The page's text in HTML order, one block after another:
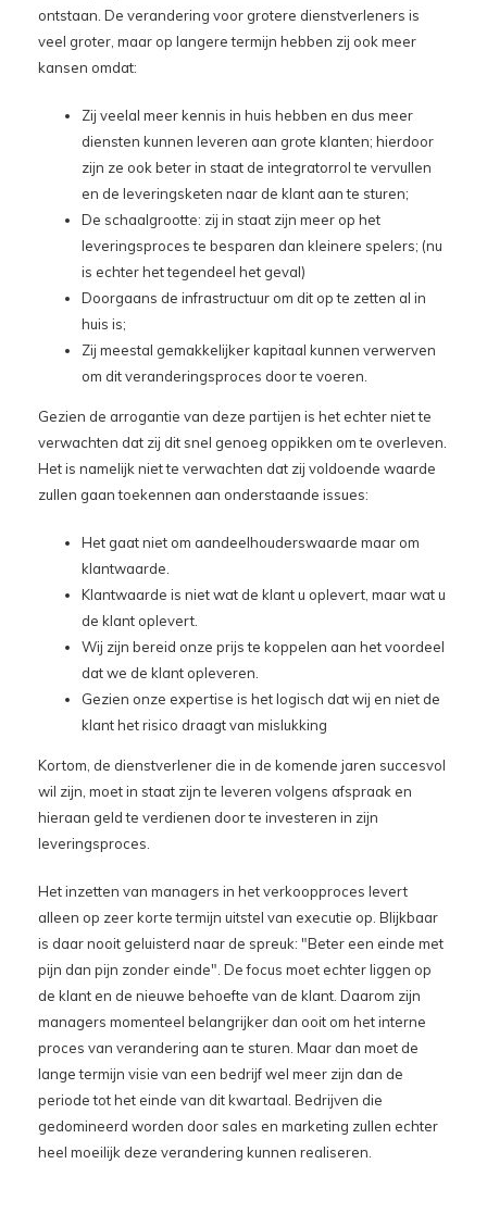
ontstaan. De verandering voor grotere dienstverleners is
veel groter, maar op langere termijn hebben zij ook meer
kansen omdat:
Zij veelal meer kennis in huis hebben en dus meer
diensten kunnen leveren aan grote klanten; hierdoor
zijn ze ook beter in staat de integratorrol te vervullen
en de leveringsketen naar de klant aan te sturen;
De schaalgrootte: zij in staat zijn meer op het
leveringsproces te besparen dan kleinere spelers; (nu
is echter het tegendeel het geval)
Doorgaans de infrastructuur om dit op te zetten al in
huis is;
Zij meestal gemakkelijker kapitaal kunnen verwerven
om dit veranderingsproces door te voeren.
Gezien de arrogantie van deze partijen is het echter niet te
verwachten dat zij dit snel genoeg oppikken om te overleven.
Het is namelijk niet te verwachten dat zij voldoende waarde
zullen gaan toekennen aan onderstaande issues:
Het gaat niet om aandeelhouderswaarde maar om
klantwaarde.
Klantwaarde is niet wat de klant u oplevert, maar wat u
de klant oplevert.
Wij zijn bereid onze prijs te koppelen aan het voordeel
dat we de klant opleveren.
Gezien onze expertise is het logisch dat wij en niet de
klant het risico draagt van mislukking
Kortom, de dienstverlener die in de komende jaren succesvol
wil zijn, moet in staat zijn te leveren volgens afspraak en
hieraan geld te verdienen door te investeren in zijn
leveringsproces.
Het inzetten van managers in het verkoopproces levert
alleen op zeer korte termijn uitstel van executie op. Blijkbaar
is daar nooit geluisterd naar de spreuk: "Beter een einde met
pijn dan pijn zonder einde". De focus moet echter liggen op
de klant en de nieuwe behoefte van de klant. Daarom zijn
managers momenteel belangrijker dan ooit om het interne
proces van verandering aan te sturen. Maar dan moet de
lange termijn visie van een bedrijf wel meer zijn dan de
periode tot het einde van dit kwartaal. Bedrijven die
gedomineerd worden door sales en marketing zullen echter
heel moeilijk deze verandering kunnen realiseren.